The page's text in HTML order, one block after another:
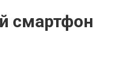
смартфон